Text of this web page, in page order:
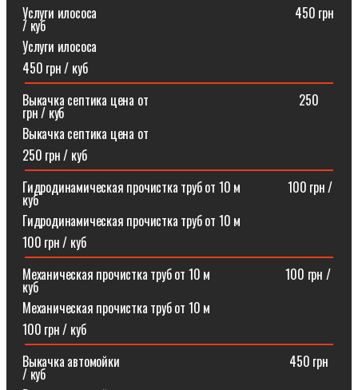
Услуги илососа⠀⠀⠀⠀⠀⠀⠀⠀⠀⠀⠀⠀⠀⠀⠀⠀⠀⠀⠀⠀⠀450 грн
/ куб
Услуги илососа
450 грн / куб
Выкачка септика цена от⠀⠀⠀⠀⠀⠀⠀⠀⠀⠀⠀⠀⠀⠀⠀⠀250
грн / куб
Выкачка септика цена от
250 грн / куб
Гидродинамическая прочистка труб от 10 м⠀⠀⠀⠀⠀100 грн /
куб
Гидродинамическая прочистка труб от 10 м
100 грн / куб
Механическая прочистка труб от 10 м⠀⠀⠀⠀⠀⠀⠀⠀100 грн /
куб
Механическая прочистка труб от 10 м
100 грн / куб
Выкачка автомойки⠀⠀⠀⠀⠀⠀⠀⠀⠀⠀⠀⠀⠀⠀⠀⠀⠀⠀450 грн
/ куб